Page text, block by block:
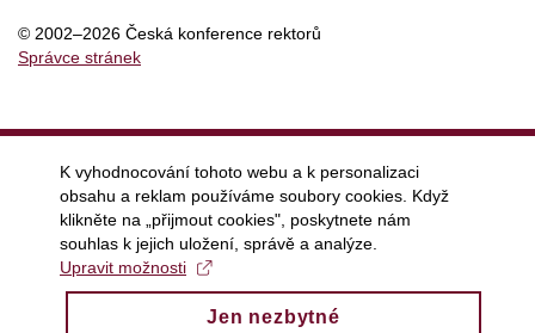
© 2002–2026 Česká konference rektorů
Správce stránek
K vyhodnocování tohoto webu a k personalizaci
obsahu a reklam používáme soubory cookies. Když
klikněte na „přijmout cookies", poskytnete nám
souhlas k jejich uložení, správě a analýze.
Upravit možnosti
Jen nezbytné